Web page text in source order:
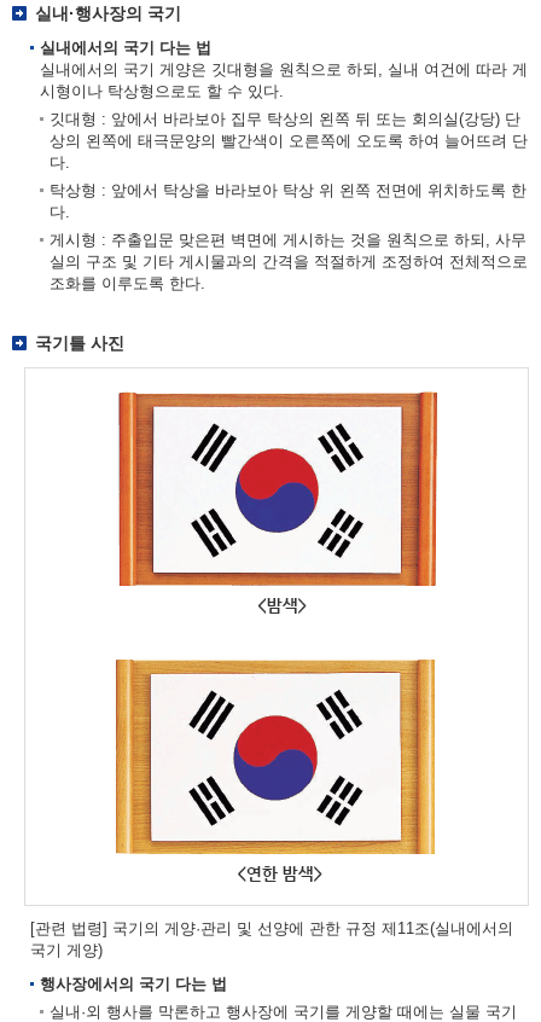
실내·행사장의 국기
실내에서의 국기 다는 법
실내에서의 국기 게양은 깃대형을 원칙으로 하되, 실내 여건에 따라 게
시형이나 탁상형으로도 할 수 있다.
깃대형 : 앞에서 바라보아 집무 탁상의 왼쪽 뒤 또는 회의실(강당) 단
상의 왼쪽에 태극문양의 빨간색이 오른쪽에 오도록 하여 늘어뜨려 단
다.
탁상형 : 앞에서 탁상을 바라보아 탁상 위 왼쪽 전면에 위치하도록 한
다.
게시형 : 주출입문 맞은편 벽면에 게시하는 것을 원칙으로 하되, 사무
실의 구조 및 기타 게시물과의 간격을 적절하게 조정하여 전체적으로
조화를 이루도록 한다.
국기틀 사진
[관련 법령] 국기의 게양·관리 및 선양에 관한 규정 제11조(실내에서의
국기 게양)
행사장에서의 국기 다는 법
실내·외 행사를 막론하고 행사장에 국기를 게양할 때에는 실물 국기